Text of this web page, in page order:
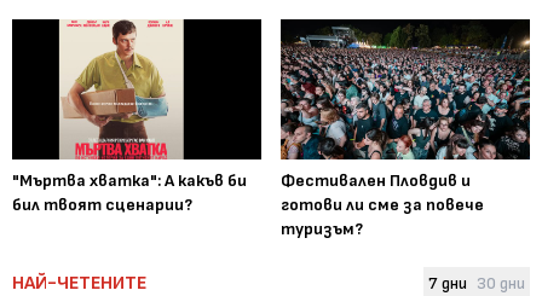
"Мъртва хватка": А какъв би
бил твоят сценарии?
Фестивален Пловдив и
готови ли сме за повече
туризъм?
НАЙ-ЧЕТЕНИТЕ 7 дни 30 дни